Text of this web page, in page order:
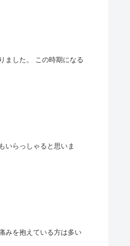
ました。 この時期になる
いらっしゃると思いま
みを抱えている方は多い